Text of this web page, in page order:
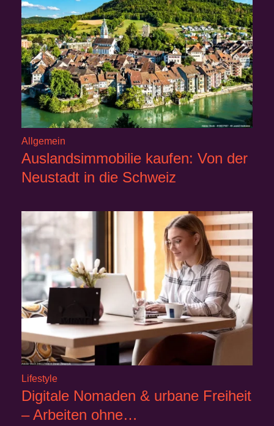
Allgemein
Auslandsimmobilie kaufen: Von der
Neustadt in die Schweiz
Lifestyle
Digitale Nomaden & urbane Freiheit
– Arbeiten ohne…